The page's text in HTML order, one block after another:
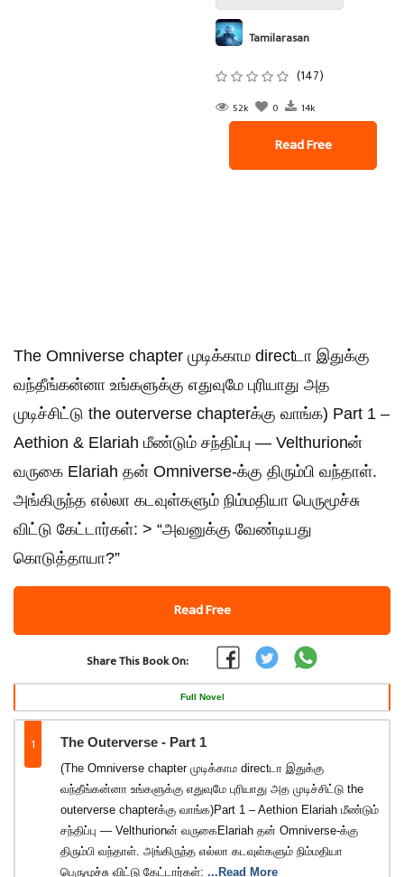
Tamilarasan
(147)
52k 0 14k
Read Free
The Omniverse chapter முடிக்காம directடா இதுக்கு
வந்தீங்கன்னா உங்களுக்கு எதுவுமே புரியாது அத
முடிச்சிட்டு the outerverse chapterக்கு வாங்க) Part 1 –
Aethion & Elariah மீண்டும் சந்திப்பு — Velthurionன்
வருகை Elariah தன் Omniverse-க்கு திரும்பி வந்தாள்.
அங்கிருந்த எல்லா கடவுள்களும் நிம்மதியா பெருமூச்சு
விட்டு கேட்டார்கள்: > “அவனுக்கு வேண்டியது
கொடுத்தாயா?”
Read Free
Share This Book On:
Full Novel
1 The Outerverse - Part 1
(The Omniverse chapter முடிக்காம directடா இதுக்கு
வந்தீங்கன்னா உங்களுக்கு எதுவுமே புரியாது அத முடிச்சிட்டு the
outerverse chapterக்கு வாங்க)Part 1 – Aethion Elariah மீண்டும்
சந்திப்பு — Velthurionன் வருகைElariah தன் Omniverse-க்கு
திரும்பி வந்தாள். அங்கிருந்த எல்லா கடவுள்களும் நிம்மதியா
பெருமூச்சு விட்டு கேட்டார்கள்: ...Read More